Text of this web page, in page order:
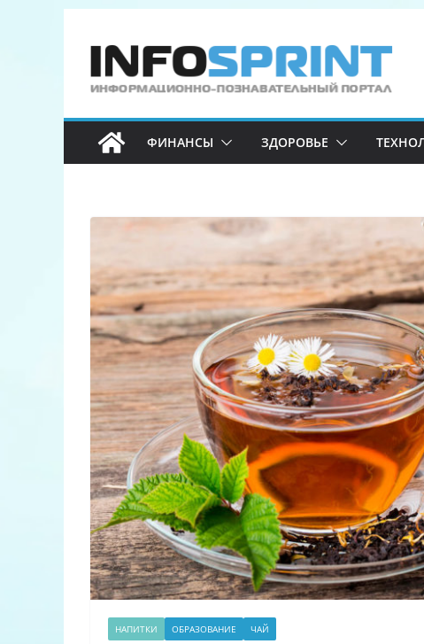
содержимому
ФИНАНСЫ ЗДОРОВЬЕ
НАПИТКИ ОБРАЗОВАНИЕ ЧАЙ